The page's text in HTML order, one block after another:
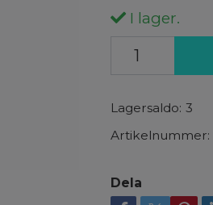
I lager.
Lagersaldo: 3
Artikelnummer:
Dela